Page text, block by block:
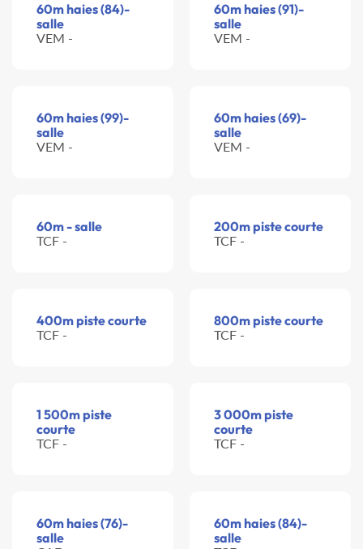
60m haies (84)-
salle
VEM -
60m haies (91)-
salle
VEM -
60m haies (99)-
salle
VEM -
60m haies (69)-
salle
VEM -
60m - salle
TCF -
200m piste courte
TCF -
400m piste courte
TCF -
800m piste courte
TCF -
1 500m piste
courte
TCF -
3 000m piste
courte
TCF -
60m haies (76)-
salle
60m haies (84)-
salle